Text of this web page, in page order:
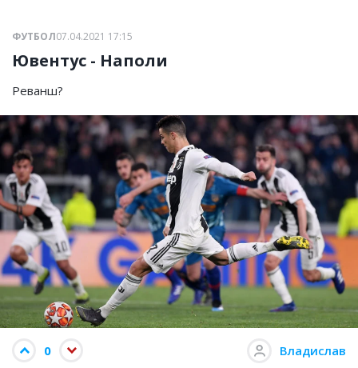
ФУТБОЛ07.04.2021 17:15
Ювентус - Наполи
Реванш?
0 Владислав